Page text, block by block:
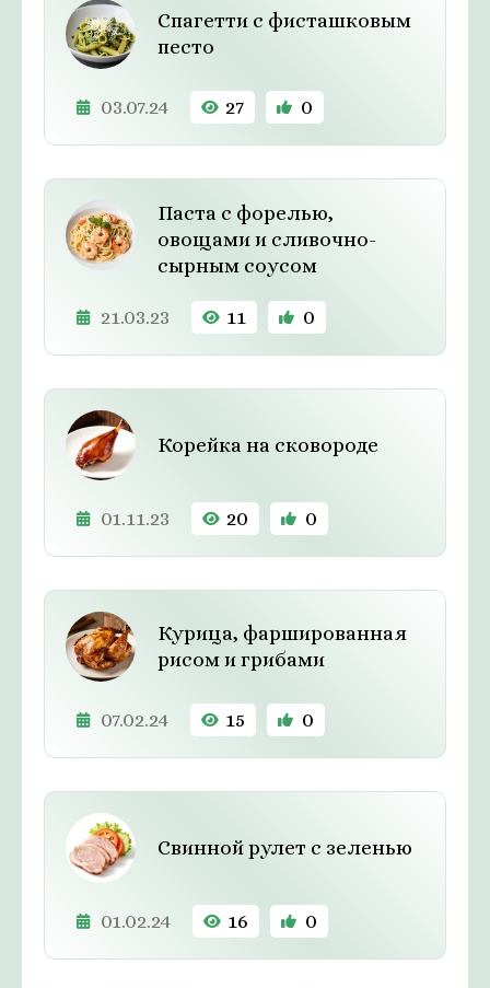
Спагетти с фисташковым
песто
03.07.24 27 0
Паста с форелью,
овощами и сливочно-
сырным соусом
21.03.23 11 0
Корейка на сковороде
01.11.23 20 0
Курица, фаршированная
рисом и грибами
07.02.24 15 0
Свинной рулет с зеленью
01.02.24 16 0